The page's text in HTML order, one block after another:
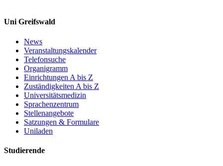
Uni Greifswald
News
Veranstaltungskalender
Telefonsuche
Organigramm
Einrichtungen A bis Z
Zuständigkeiten A bis Z
Universitätsmedizin
Sprachenzentrum
Stellenangebote
Satzungen & Formulare
Uniladen
Studierende